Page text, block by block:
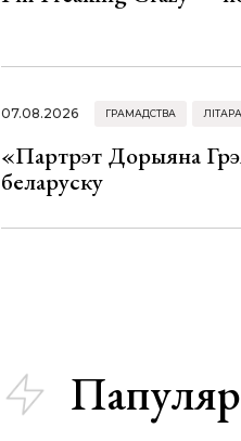
07.08.2026 ГРАМАДСТВА
«Партрэт Дорыяна
беларуску